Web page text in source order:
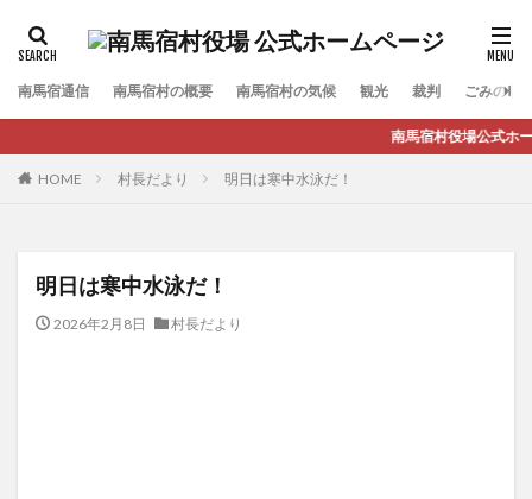
南馬宿通信 南馬宿村の概要 南馬宿村の気候 観光 裁判 ごみの収
南馬宿村役場公式ホームペ
HOME 村長だより 明日は寒中水泳だ！
明日は寒中水泳だ！
2026年2月8日 村長だより